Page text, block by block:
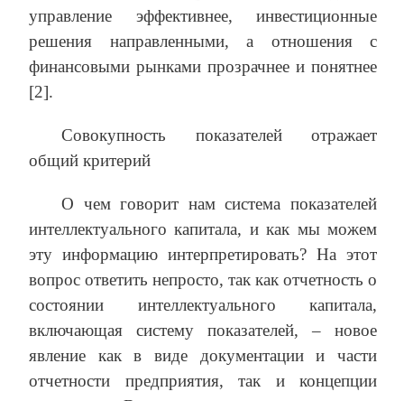
управление эффективнее, инвестиционные
решения направленными, а отношения с
финансовыми рынками прозрачнее и понятнее
[2].
Совокупность показателей отражает
общий критерий
О чем говорит нам система показателей
интеллектуального капитала, и как мы можем
эту информацию интерпретировать? На этот
вопрос ответить непросто, так как отчетность о
состоянии интеллектуального капитала,
включающая систему показателей, – новое
явление как в виде документации и части
отчетности предприятия, так и концепции